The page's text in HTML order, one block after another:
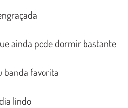
ainda pode dormir bastante
banda favorita
lindo